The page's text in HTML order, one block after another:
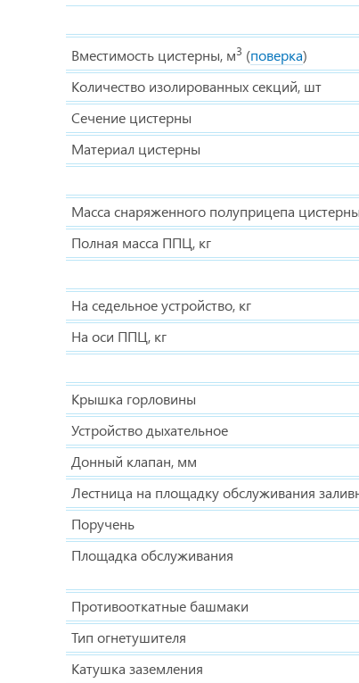
Вместимость цистерны, м3 (поверка)
Количество изолированных секций, шт
Сечение цистерны
Материал цистерны
Масса снаряженного полуприцепа
Полная масса ППЦ, кг
На седельное устройство, кг
На оси ППЦ, кг
Крышка горловины
Устройство дыхательное
Донный клапан, мм
Лестница на площадку обслуживания
Поручень
Площадка обслуживания
Противооткатные башмаки
Тип огнетушителя
Катушка заземления